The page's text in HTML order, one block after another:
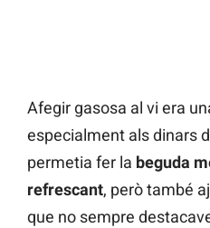
Afegir gasosa al vi era
especialment als dinars
permetia fer la beguda
refrescant, però també
que no sempre